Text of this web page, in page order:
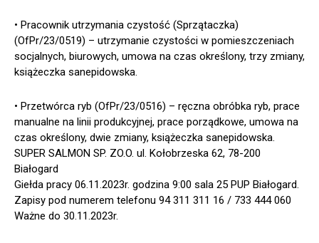
• Pracownik utrzymania czystość (Sprzątaczka)
(OfPr/23/0519) – utrzymanie czystości w pomieszczeniach
socjalnych, biurowych, umowa na czas określony, trzy zmiany,
książeczka sanepidowska.
• Przetwórca ryb (OfPr/23/0516) – ręczna obróbka ryb, prace
manualne na linii produkcyjnej, prace porządkowe, umowa na
czas określony, dwie zmiany, książeczka sanepidowska.
SUPER SALMON SP. ZO.O. ul. Kołobrzeska 62, 78-200
Białogard
Giełda pracy 06.11.2023r. godzina 9:00 sala 25 PUP Białogard.
Zapisy pod numerem telefonu 94 311 311 16 / 733 444 060
Ważne do 30.11.2023r.